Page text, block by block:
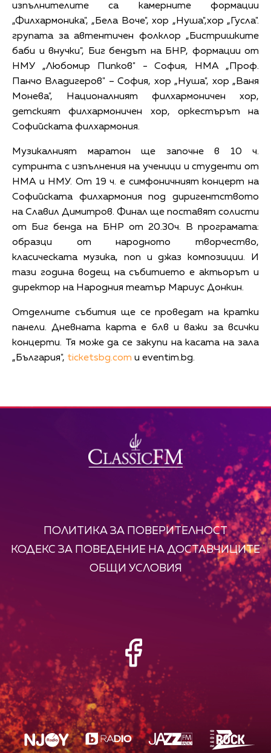
изпълнителите са камерните формации
„Филхармоника", „Бела Воче", хор „Нуша",хор „Гусла".
групата за автентичен фолклор „Бистришките
баби и внучки", Биг бендът на БНР, формации от
НМУ „Любомир Пипков" - София, НМА „Проф.
Панчо Владигеров" – София, хор „Нуша", хор „Ваня
Монева", Националният филхармоничен хор,
детският филхармоничен хор, оркестърът на
Софийската филхармония.
Музикалният маратон ще започне в 10 ч.
сутринта с изпълнения на ученици и студенти от
НМА и НМУ. От 19 ч. е симфоничният концерт на
Софийската филхармония под диригентството
на Славил Димитров. Финал ще поставят солисти
от Биг бенда на БНР от 20.30ч. В програмата:
образци от народното творчество,
класическата музика, поп и джаз композиции. И
тази година водещ на събитието е актьорът и
директор на Народния театър Мариус Донкин.
Отделните събития ще се проведат на кратки
панели. Дневната карта е 6лв и важи за всички
концерти. Тя може да се закупи на касата на зала
„България", ticketsbg.com и eventim.bg.
ПОЛИТИКА ЗА ПОВЕРИТЕЛНОСТ
КОДЕКС ЗА ПОВЕДЕНИЕ НА ДОСТАВЧИЦИТЕ
ОБЩИ УСЛОВИЯ